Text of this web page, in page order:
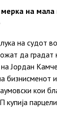
на мала
на судот
да градат
на Јордан
бизнисменот
кои
купија